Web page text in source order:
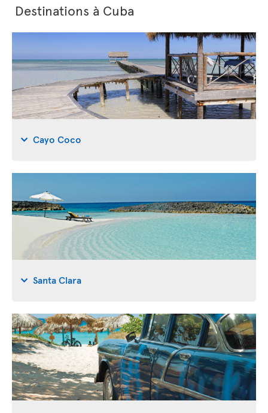
Destinations à Cuba
Cayo Coco
Santa Clara